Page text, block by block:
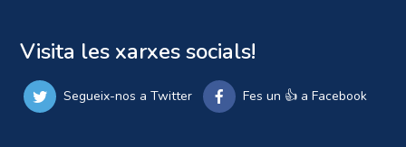
Visita les xarxes socials!
Segueix-nos a Twitter Fes un 👍 a Facebook